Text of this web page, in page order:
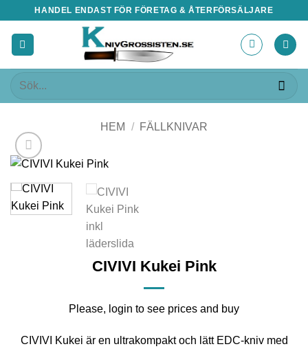
content
HANDEL ENDAST FÖR FÖRETAG & ÅTERFÖRSÄLJARE
Sök
HEM / FÄLLKNIVAR
CIVIVI Kukei Pink
Please, login to see prices and buy
CIVIVI Kukei är en ultrakompakt och lätt EDC‑kniv med